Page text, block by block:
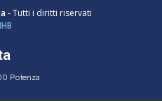
- Tutti i diritti riservati
Potenza